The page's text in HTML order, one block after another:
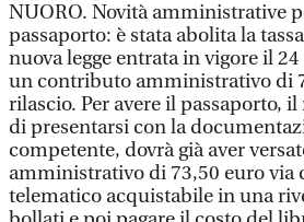
NUORO. Novità amministrative
passaporto: è stata abolita la
nuova legge entrata in vigore il
un contributo amministrativo di
rilascio. Per avere il passaporto,
di presentarsi con la
competente, dovrà già aver
amministrativo di 73,50 euro via
telematico acquistabile in una